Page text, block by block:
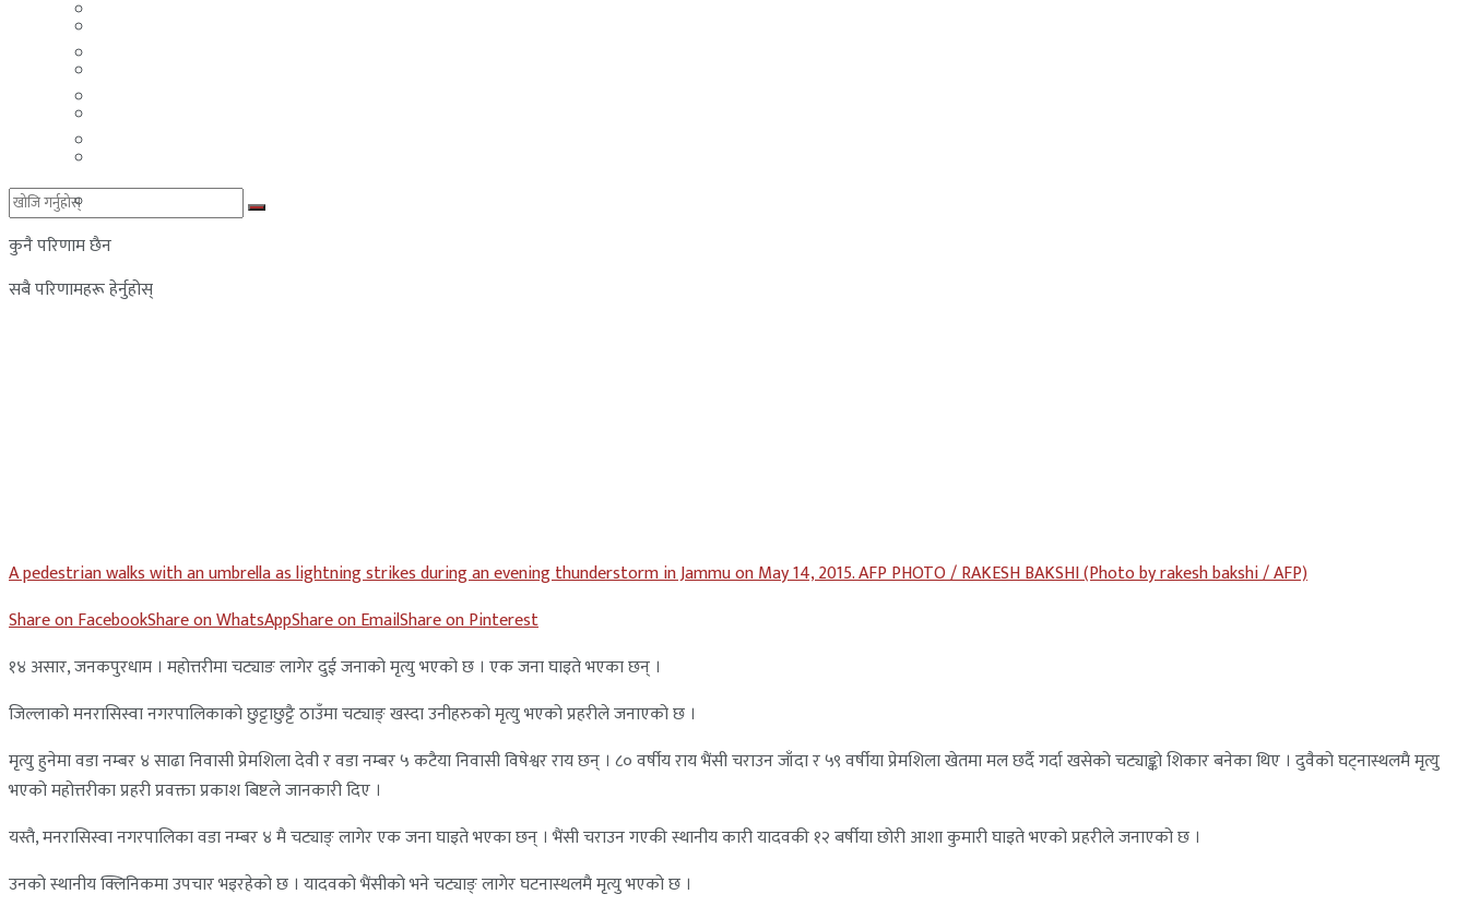
कुनै परिणाम छैन
सबै परिणामहरू हेर्नुहोस्
A pedestrian walks with an umbrella as lightning strikes during an evening thunderstorm in Jammu on May 14, 2015. AFP PHOTO / RAKESH BAKSHI (Photo by rakesh bakshi / AFP)
Share on FacebookShare on WhatsAppShare on EmailShare on Pinterest
१४ असार, जनकपुरधाम । महोत्तरीमा चट्याङ लागेर दुई जनाको मृत्यु भएको छ । एक जना घाइते भएका छन् ।
जिल्लाको मनरासिस्वा नगरपालिकाको छुट्टाछुट्टै ठाउँमा चट्याङ् खस्दा उनीहरुको मृत्यु भएको प्रहरीले जनाएको छ ।
मृत्यु हुनेमा वडा नम्बर ४ साढा निवासी प्रेमशिला देवी र वडा नम्बर ५ कटैया निवासी विषेश्वर राय छन् । ८० वर्षीय राय भैंसी चराउन जाँदा र ५९ वर्षीया प्रेमशिला खेतमा मल छर्दै गर्दा खसेको चट्याङ्को शिकार बनेका थिए । दुवैको घट्नास्थलमै मृत्यु
भएको महोत्तरीका प्रहरी प्रवक्ता प्रकाश बिष्टले जानकारी दिए ।
यस्तै, मनरासिस्वा नगरपालिका वडा नम्बर ४ मै चट्याङ् लागेर एक जना घाइते भएका छन् । भैंसी चराउन गएकी स्थानीय कारी यादवकी १२ बर्षीया छोरी आशा कुमारी घाइते भएको प्रहरीले जनाएको छ ।
उनको स्थानीय क्लिनिकमा उपचार भइरहेको छ । यादवको भैंसीको भने चट्याङ् लागेर घटनास्थलमै मृत्यु भएको छ ।